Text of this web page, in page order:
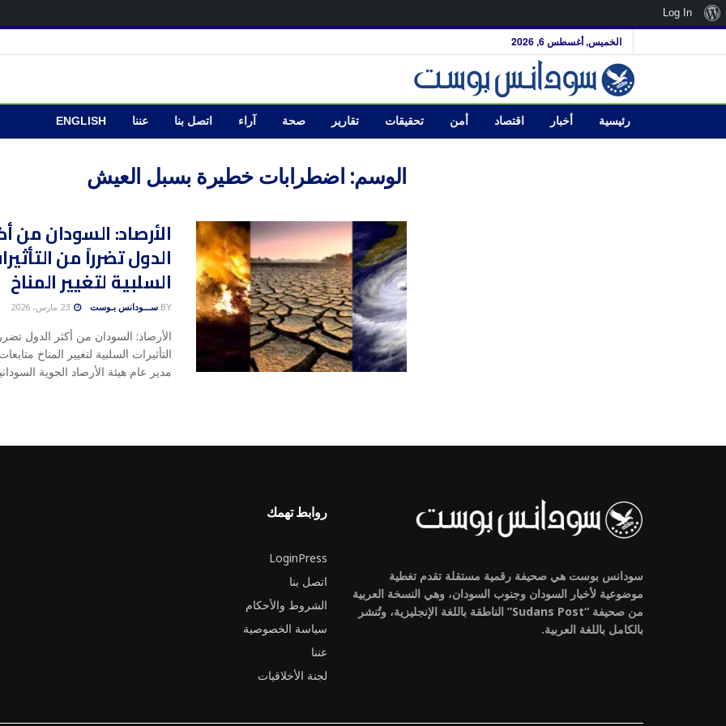
الخميس, أغسطس 6, 2026
رئيسية أخبار اقتصاد أمن تحقيقات تقارير صحة آراء اتصل بنا عننا ENGLISH
الوسم: اضطرابات خطيرة بسبل العيش
الأرصاد: السودان من
الدول تضرراً من
السلبية لتغيير المناخ
BY ســـودانس بـوست 23 مارس، 2026
الأرصاد: السودان من أكثر الدول
التأثيرات السلبية لتغيير المناخ
مدير عام هيئة الأرصاد الجوية
سودانس بوست هي صحيفة رقمية مستقلة تقدم تغطية
موضوعية لأخبار السودان وجنوب السودان، وهي النسخة العربية
من صحيفة “Sudans Post” الناطقة باللغة الإنجليزية، وتُنشر
بالكامل باللغة العربية.
روابط تهمك
LoginPress
اتصل بنا
الشروط والأحكام
سياسة الخصوصية
عننا
لجنة الأخلاقيات
نبذةLog In